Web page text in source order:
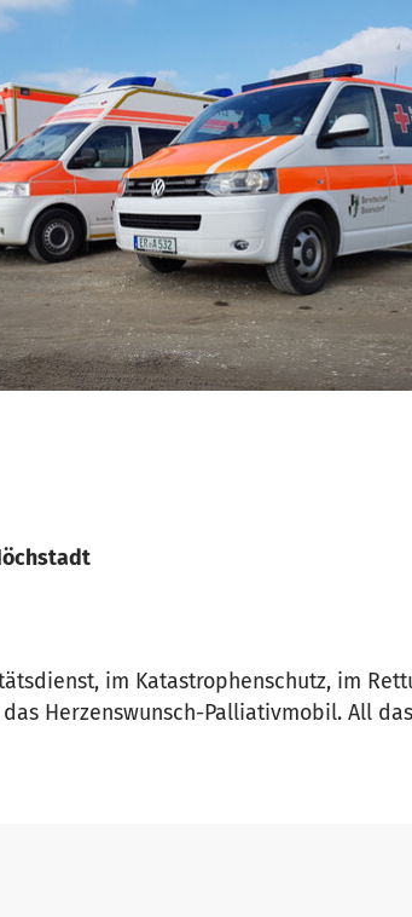
im Katastrophenschutz, im
Herzenswunsch-Palliativmobil. All